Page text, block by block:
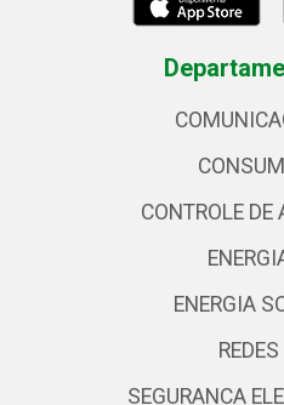
CONTROLE DE
ENERGIA
REDES
SEGURANCA